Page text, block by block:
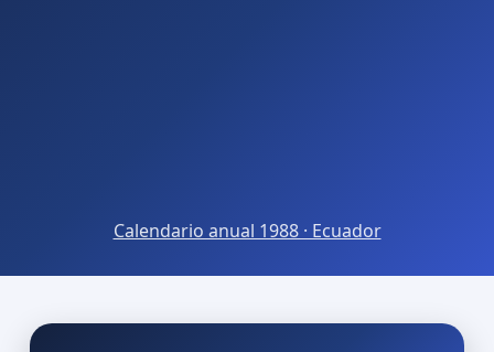
Calendario anual 1988 · Ecuador